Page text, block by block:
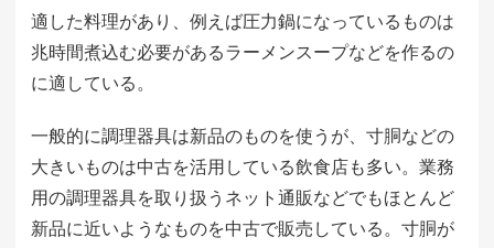
適した料理があり、例えば圧力鍋になっているものは
兆時間煮込む必要があるラーメンスープなどを作るの
に適している。
一般的に調理器具は新品のものを使うが、寸胴などの
大きいものは中古を活用している飲食店も多い。業務
用の調理器具を取り扱うネット通販などでもほとんど
新品に近いようなものを中古で販売している。寸胴が